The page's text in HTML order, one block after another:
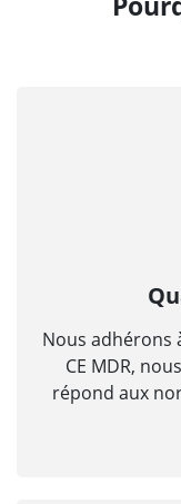
Nous adhérons
CE MDR,
répond aux